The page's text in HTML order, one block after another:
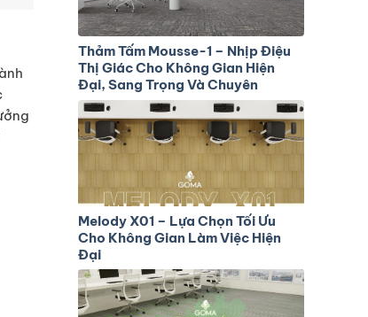
Thảm Tấm Mousse-1 – Nhịp Điệu
Thị Giác Cho Không Gian Hiện
Đại, Sang Trọng Và Chuyên
Nghiệp
Melody X01 – Lựa Chọn Tối Ưu
Cho Không Gian Làm Việc Hiện
Đại